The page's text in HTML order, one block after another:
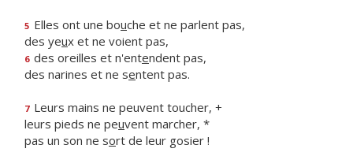
5 Elles ont une bouche et ne parlent pas,
des yeux et ne voient pas,
6 des oreilles et n'entendent pas,
des narines et ne sentent pas.
7 Leurs mains ne peuvent toucher, +
leurs pieds ne peuvent marcher, *
pas un son ne sort de leur gosier !